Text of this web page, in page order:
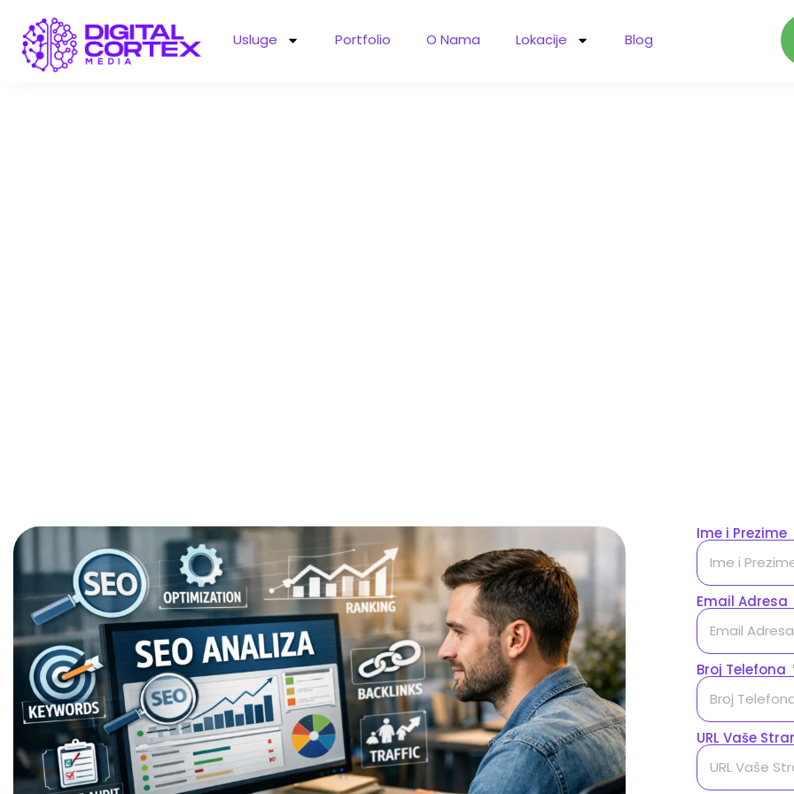
Usluge Portfolio O Nama Lokacije Blog
Ime i Prezime
Email Adresa
Broj Telefona
URL Vaše